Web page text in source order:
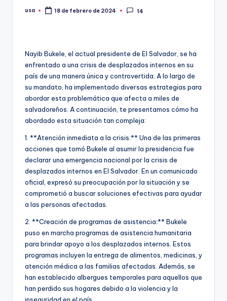
Publicado
usa 18 de febrero de 2024 14
Nayib Bukele, el actual presidente de El Salvador, se ha
enfrentado a una crisis de desplazados internos en su
país de una manera única y controvertida. A lo largo de
su mandato, ha implementado diversas estrategias para
abordar esta problemática que afecta a miles de
salvadoreños. A continuación, te presentamos cómo ha
abordado esta situación tan compleja:
1. **Atención inmediata a la crisis:** Una de las primeras
acciones que tomó Bukele al asumir la presidencia fue
declarar una emergencia nacional por la crisis de
desplazados internos en El Salvador. En un comunicado
oficial, expresó su preocupación por la situación y se
comprometió a buscar soluciones efectivas para ayudar
a las personas afectadas.
2. **Creación de programas de asistencia:** Bukele
puso en marcha programas de asistencia humanitaria
para brindar apoyo a los desplazados internos. Estos
programas incluyen la entrega de alimentos, medicinas, y
atención médica a las familias afectadas. Además, se
han establecido albergues temporales para aquellos que
han perdido sus hogares debido a la violencia y la